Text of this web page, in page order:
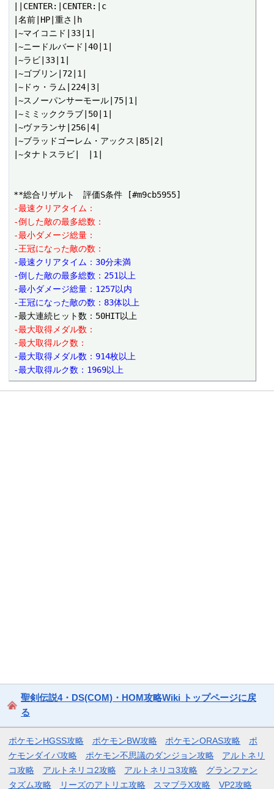
||CENTER:|CENTER:|c
|名前|HP|重さ|h
|~マイコニド|33|1|
|~ニードルバード|40|1|
|~ラビ|33|1|
|~ゴブリン|72|1|
|~ドゥ・ラム|224|3|
|~スノーパンサーモール|75|1|
|~ミミッククラブ|50|1|
|~ヴァランサ|256|4|
|~ブラッドゴーレム・アックス|85|2|
|~タナトスラビ|　|1|
-最速クリアタイム：
-倒した敵の最多総数：
-最小ダメージ総量：
-王冠になった敵の数：
-最速クリアタイム：30分未満
-倒した敵の最多総数：251以上
-最小ダメージ総量：1257以内
-王冠になった敵の数：83体以上
-最大取得メダル数：
-最大取得ルク数：
-最大取得メダル数：914枚以上
-最大取得ルク数：1969以上
聖剣伝説4・DS(COM)・HOM攻略Wiki トップページに戻
る
ポケモンHGSS攻略 ポケモンBW攻略 ポケモンORAS攻略
ポ
ケモンダイパ攻略
ポケモン不思議のダンジョン攻略
アルトネリ
コ攻略
アルトネリコ2攻略 アルトネリコ3攻略
グランファン
タズム攻略
リーズのアトリエ攻略 スマブラX攻略 VP2攻略